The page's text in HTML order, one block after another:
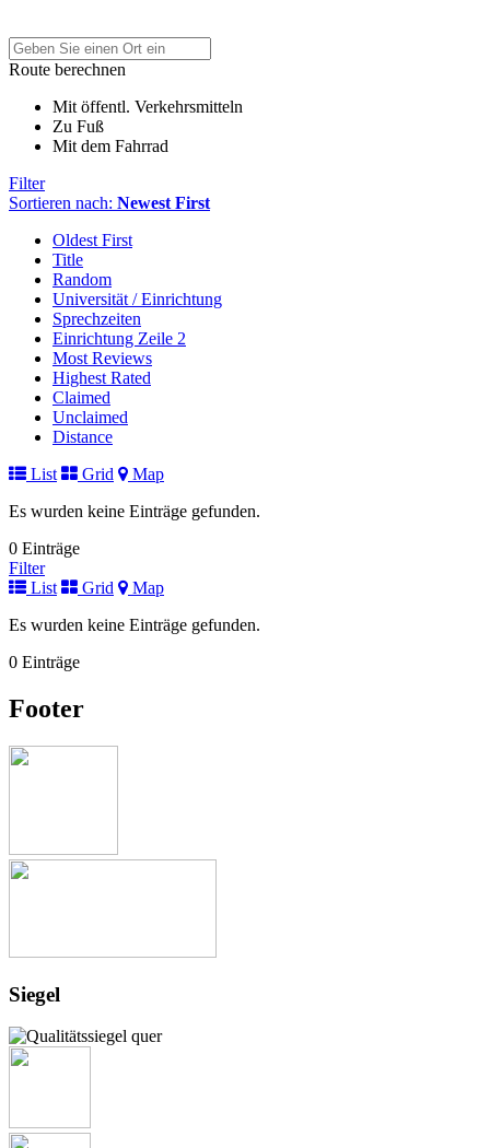
Route berechnen
Mit öffentl. Verkehrsmitteln
Zu Fuß
Mit dem Fahrrad
Filter
Sortieren nach: Newest First
Oldest First
Title
Random
Universität / Einrichtung
Sprechzeiten
Einrichtung Zeile 2
Most Reviews
Highest Rated
Claimed
Unclaimed
Distance
List
Grid
Map
Es wurden keine Einträge gefunden.
0 Einträge
Filter
List
Grid
Map
Es wurden keine Einträge gefunden.
0 Einträge
Footer
Siegel